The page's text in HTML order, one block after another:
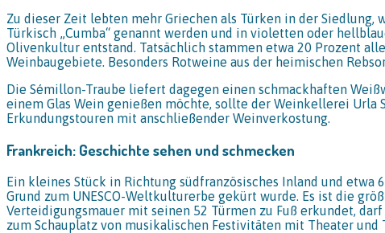
Zu dieser Zeit lebten mehr Griechen als Türken in der
Türkisch „Cumba“ genannt werden und in violetten oder
Olivenkultur entstand. Tatsächlich stammen etwa 20 Prozent
Weinbaugebiete. Besonders Rotweine aus der heimischen
Die Sémillon-Traube liefert dagegen einen schmackhaften
einem Glas Wein genießen möchte, sollte der Weinkellerei
Erkundungstouren mit anschließender Weinverkostung.
Frankreich: Geschichte sehen und schmecken
Ein kleines Stück in Richtung südfranzösisches Inland und
Grund zum UNESCO-Weltkulturerbe gekürt wurde. Es ist die
Verteidigungsmauer mit seinen 52 Türmen zu Fuß erkundet,
zum Schauplatz von musikalischen Festivitäten mit Theater und